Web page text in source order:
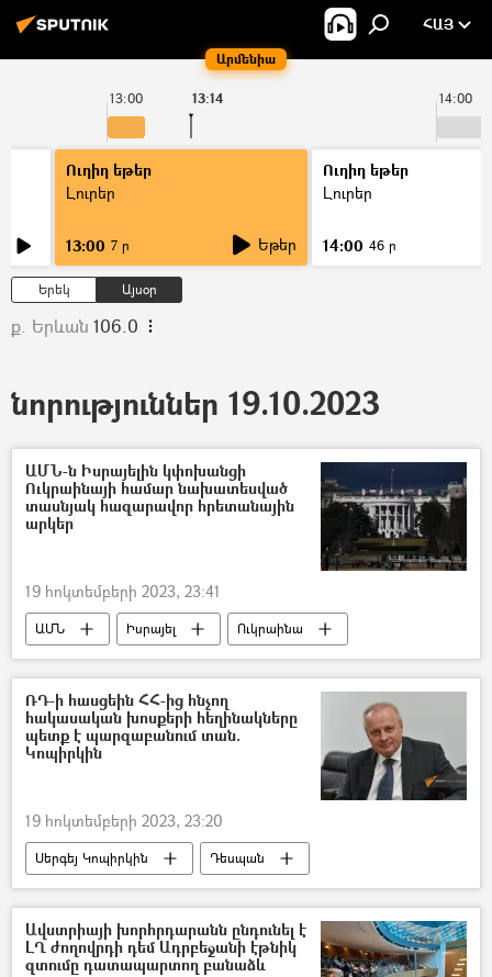
Արմենիա
ՀԱՅ
13:00 14:00
13:14
Ուղիղ եթեր
Լուրեր
13:00 7 ր Եթեր
Ուղիղ եթեր
Լուրեր
14:00 46 ր
Երեկ Այսօր
ք. Երևան 106.0
նորություններ 19.10.2023
ԱՄՆ-ն Իսրայելին կփոխանցի
Ուկրաինայի համար նախատեսված
տասնյակ հազարավոր հրետանային
արկեր
19 հոկտեմբերի 2023, 23:41
ԱՄՆ Իսրայել
Ուկրաինա
Զենք
Պատերազմ Պաղեստին
ՌԴ-ի հասցեին ՀՀ-ից հնչող
հակասական խոսքերի հեղինակները
պետք է պարզաբանում տան.
Կոպիրկին
19 հոկտեմբերի 2023, 23:20
Սերգեյ Կոպիրկին
Դեսպան
Հայաստան
Ռուսաստան
Ավստրիայի խորհրդարանն ընդունել է
ԼՂ ժողովրդի դեմ Ադրբեջանի էթնիկ
զտումը դատապարտող բանաձև